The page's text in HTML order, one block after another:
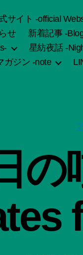
サイト -official
せ 新着記事 -
星紡夜話 -
ガジン -note
の